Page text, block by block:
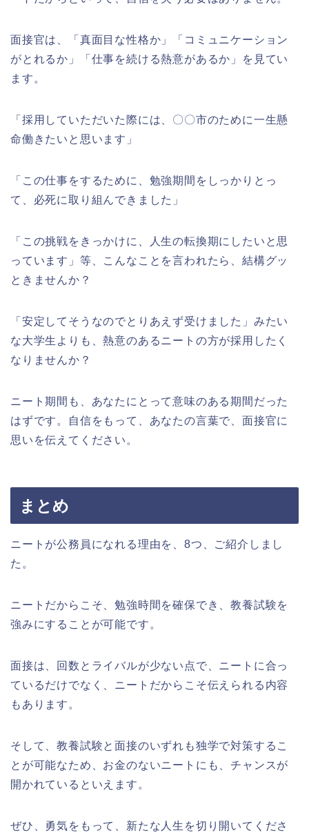
面接官は、「真面目な性格か」「コミュニケーション
がとれるか」「仕事を続ける熱意があるか」を見てい
ます。
「採用していただいた際には、〇〇市のために一生懸
命働きたいと思います」
「この仕事をするために、勉強期間をしっかりとっ
て、必死に取り組んできました」
「この挑戦をきっかけに、人生の転換期にしたいと思
っています」等、こんなことを言われたら、結構グッ
ときませんか？
「安定してそうなのでとりあえず受けました」みたい
な大学生よりも、熱意のあるニートの方が採用したく
なりませんか？
ニート期間も、あなたにとって意味のある期間だった
はずです。自信をもって、あなたの言葉で、面接官に
思いを伝えてください。
まとめ
ニートが公務員になれる理由を、8つ、ご紹介しまし
た。
ニートだからこそ、勉強時間を確保でき、教養試験を
強みにすることが可能です。
面接は、回数とライバルが少ない点で、ニートに合っ
ているだけでなく、ニートだからこそ伝えられる内容
もあります。
そして、教養試験と面接のいずれも独学で対策するこ
とが可能なため、お金のないニートにも、チャンスが
開かれているといえます。
ぜひ、勇気をもって、新たな人生を切り開いてくださ